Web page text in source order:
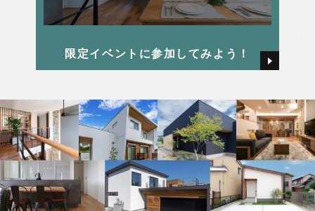
2024年12月
2024年11月
2024年10月
2024年9月
限定イベントに参加してみよう！